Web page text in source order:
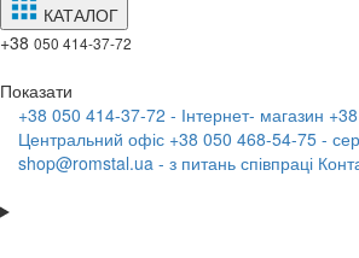
КАТАЛОГ
+38 050 414-37-72
Показати
+38 050 414-37-72 - Інтернет- магазин
Центральний офіс +38 050 468-54-75 -
shop@romstal.ua - з питань співпраці